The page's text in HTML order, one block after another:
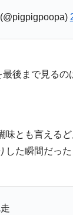
後まで見るの
味とも言える
した瞬間だった